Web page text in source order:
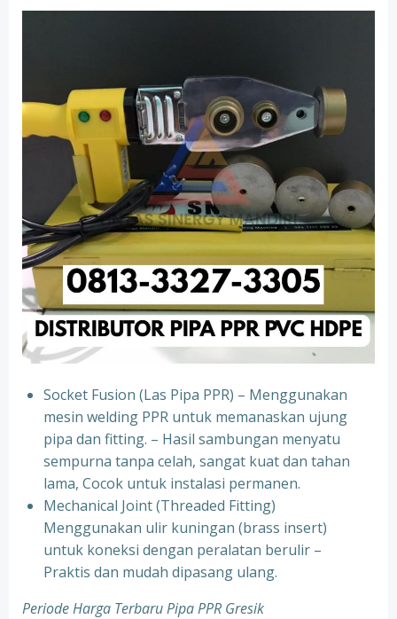
Socket Fusion (Las Pipa PPR) – Menggunakan
mesin welding PPR untuk memanaskan ujung
pipa dan fitting. – Hasil sambungan menyatu
sempurna tanpa celah, sangat kuat dan tahan
lama, Cocok untuk instalasi permanen.
⁠Mechanical Joint (Threaded Fitting)
Menggunakan ulir kuningan (brass insert)
untuk koneksi dengan peralatan berulir –
Praktis dan mudah dipasang ulang.
Periode Harga Terbaru Pipa PPR Gresik